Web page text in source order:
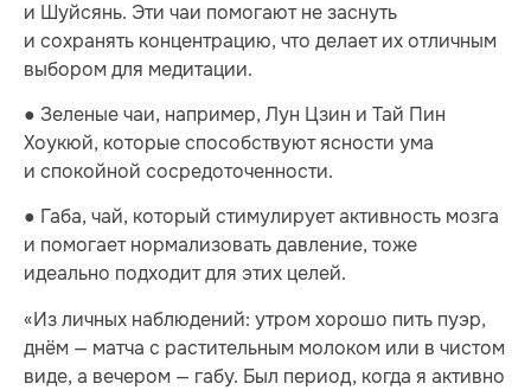
и Шуйсянь. Эти чаи помогают не заснуть
и сохранять концентрацию, что делает их отличным
выбором для медитации.
● Зеленые чаи, например, Лун Цзин и Тай Пин
Хоукюй, которые способствуют ясности ума
и спокойной сосредоточенности.
● Габа, чай, который стимулирует активность мозга
и помогает нормализовать давление, тоже
идеально подходит для этих целей.
«Из личных наблюдений: утром хорошо пить пуэр,
днём — матча с растительным молоком или в чистом
виде, а вечером — габу. Был период, когда я активно